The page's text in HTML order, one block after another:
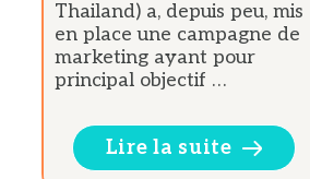
Thailand) a, depuis peu, mis
en place une campagne de
marketing ayant pour
principal objectif …
Lire la suite